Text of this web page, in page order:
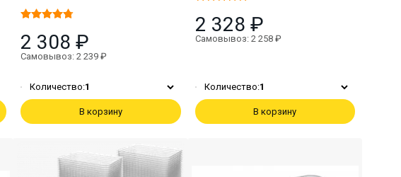
2 308 ₽
Самовывоз: 2 239 ₽
Количество:1
В корзину
2 328 ₽
Самовывоз: 2 258 ₽
Количество:1
В корзину